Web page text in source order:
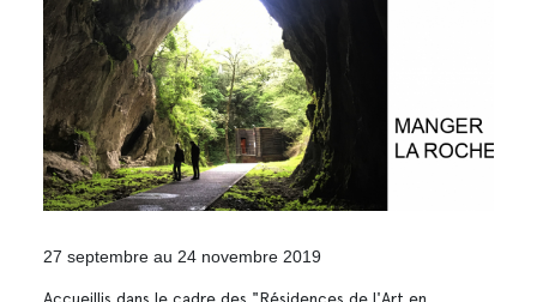
27 septembre au 24 novembre 2019
Accueillis dans le cadre des "Résidences de l'Art en